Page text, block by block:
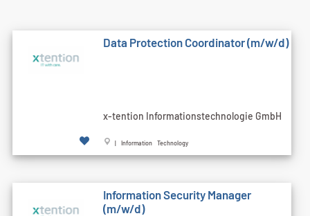
Data Protection Coordinator (m/w/d)
x-tention Informationstechnologie GmbH
| Information Technology
Information Security Manager
(m/w/d)